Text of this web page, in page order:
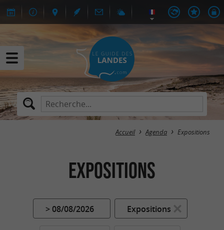
Accueil Agenda Expositions
Expositions
> 08/08/2026 Expositions